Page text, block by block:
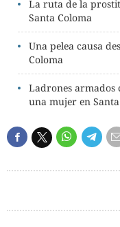
La ruta de la
Santa Coloma
Una pelea causa
Coloma
Ladrones armados
una mujer en